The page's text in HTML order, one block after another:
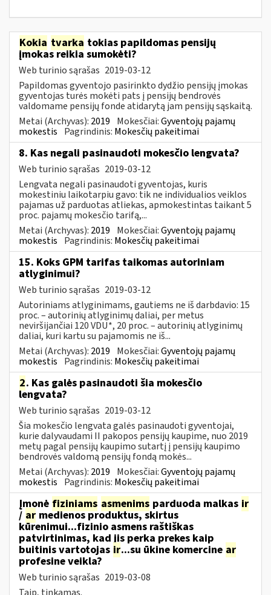
Kokia tvarka tokias papildomas pensijų
įmokas reikia sumokėti?
Web turinio sąrašas 2019-03-12
Papildomas gyventojo pasirinkto dydžio pensijų įmokas
gyventojas turės mokėti pats į pensijų bendrovės
valdomame pensijų fonde atidarytą jam pensijų sąskaitą.
Metai (Archyvas): 2019 Mokesčiai:Gyventojų pajamų
mokestis Pagrindinis: Mokesčių pakeitimai
8. Kas negali pasinaudoti mokesčio lengvata?
Web turinio sąrašas 2019-03-12
Lengvata negali pasinaudoti gyventojas, kuris
mokestiniu laikotarpiu gavo: tik ne individualios veiklos
pajamas už parduotas atliekas, apmokestintas taikant 5
proc. pajamų mokesčio tarifą,...
Metai (Archyvas): 2019 Mokesčiai:Gyventojų pajamų
mokestis Pagrindinis: Mokesčių pakeitimai
15. Koks GPM tarifas taikomas autoriniam
atlyginimui?
Web turinio sąrašas 2019-03-12
Autoriniams atlyginimams, gautiems ne iš darbdavio: 15
proc. – autorinių atlyginimų daliai, per metus
neviršijančiai 120 VDU*, 20 proc. – autorinių atlyginimų
daliai, kuri kartu su pajamomis ne iš...
Metai (Archyvas): 2019 Mokesčiai:Gyventojų pajamų
mokestis Pagrindinis: Mokesčių pakeitimai
2. Kas galės pasinaudoti šia mokesčio
lengvata?
Web turinio sąrašas 2019-03-12
Šia mokesčio lengvata galės pasinaudoti gyventojai,
kurie dalyvaudami II pakopos pensijų kaupime, nuo 2019
metų pagal pensijų kaupimo sutartį į pensijų kaupimo
bendrovės valdomą pensijų fondą mokės...
Metai (Archyvas): 2019 Mokesčiai:Gyventojų pajamų
mokestis Pagrindinis: Mokesčių pakeitimai
Įmonė fiziniams asmenims parduoda malkas ir
/ ar medienos produktus, skirtus
kūrenimui...fizinio asmens raštiškas
patvirtinimas, kad jis perka prekes kaip
buitinis vartotojas ir...su ūkine komercine ar
profesine veikla?
Web turinio sąrašas 2019-03-08
Taip, tinkamas.